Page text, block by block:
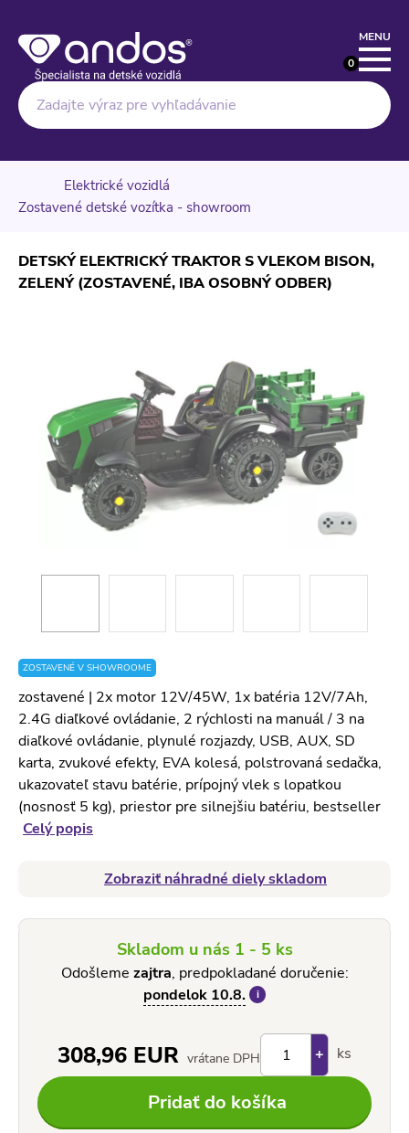
MENU
Hľadať
0
Elektrické vozidlá
Zostavené detské vozítka - showroom
DETSKÝ ELEKTRICKÝ TRAKTOR S VLEKOM BISON,
ZELENÝ (ZOSTAVENÉ, IBA OSOBNÝ ODBER)
ZOSTAVENÉ V SHOWROOME
zostavené | 2x motor 12V/45W, 1x batéria 12V/7Ah,
2.4G diaľkové ovládanie, 2 rýchlosti na manuál / 3 na
diaľkové ovládanie, plynulé rozjazdy, USB, AUX, SD
karta, zvukové efekty, EVA kolesá, polstrovaná sedačka,
ukazovateľ stavu batérie, prípojný vlek s lopatkou
(nosnosť 5 kg), priestor pre silnejšiu batériu, bestseller
Celý popis
Zobraziť náhradné diely skladom
Skladom u nás 1 - 5 ks
Odošleme zajtra, predpokladané doručenie:
pondelok 10.8.
i
308,96 EUR vrátane DPH + ks
Pridať do košíka